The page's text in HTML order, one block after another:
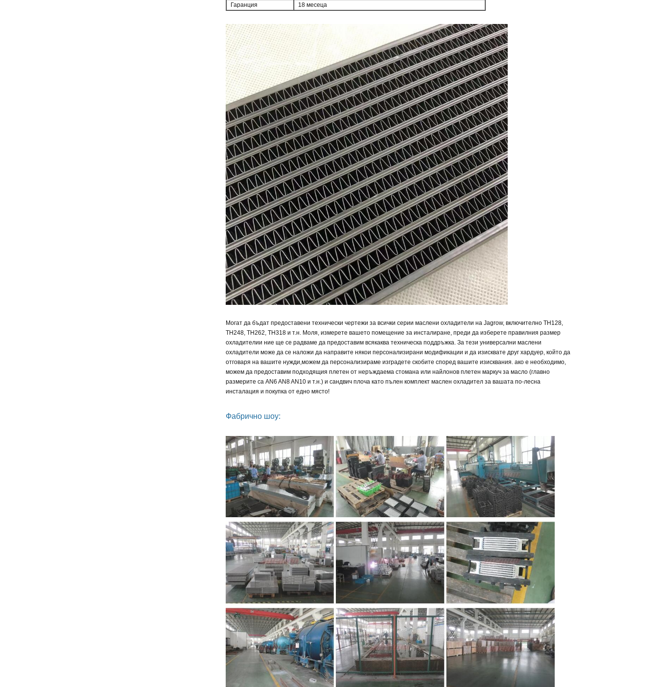
Гаранция
18 месеца
Могат да бъдат предоставени технически чертежи за всички серии маслени охладители на Jagrow, включително TH128,
TH248, TH262, TH318 и т.н. Моля, измерете вашето помещение за инсталиране, преди да изберете правилния размер
охладителии ние ще се радваме да предоставим всякаква техническа поддръжка. За тези универсални маслени
охладители може да се наложи да направите някои персонализирани модификации и да изисквате друг хардуер, който да
отговаря на вашите нужди,можем да персонализирамеизградете скобите според вашите изисквания. ако е необходимо,
можем да предоставим подходящия плетен от неръждаема стомана или найлонов плетен маркуч за масло (главно
размерите са AN6 AN8 AN10 и т.н.)и сандвич плоча като пълен комплект маслен охладителза вашата по-лесна
инсталация и покупка от едно място!
Фабрично шоу: